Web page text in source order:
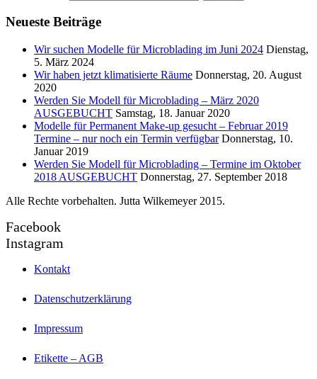
Neueste Beiträge
Wir suchen Modelle für Microblading im Juni 2024 Dienstag,
5. März 2024
Wir haben jetzt klimatisierte Räume Donnerstag, 20. August
2020
Werden Sie Modell für Microblading – März 2020
AUSGEBUCHT Samstag, 18. Januar 2020
Modelle für Permanent Make-up gesucht – Februar 2019
Termine – nur noch ein Termin verfügbar Donnerstag, 10.
Januar 2019
Werden Sie Modell für Microblading – Termine im Oktober
2018 AUSGEBUCHT Donnerstag, 27. September 2018
Alle Rechte vorbehalten. Jutta Wilkemeyer 2015.
Facebook
Instagram
Kontakt
Datenschutzerklärung
Impressum
Etikette – AGB